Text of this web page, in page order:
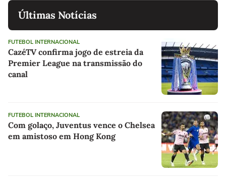
Últimas Notícias
FUTEBOL INTERNACIONAL
CazéTV confirma jogo de estreia da
Premier League na transmissão do
canal
FUTEBOL INTERNACIONAL
Com golaço, Juventus vence o Chelsea
em amistoso em Hong Kong